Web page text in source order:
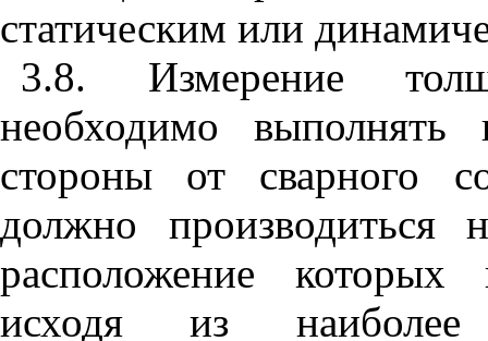
статическим или
3.8. Измерение
необходимо
стороны от сварного
должно
расположение которых
исходя из наиболее